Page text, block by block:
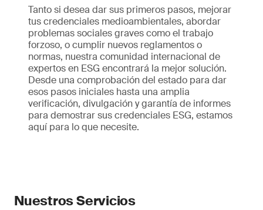
Tanto si desea dar sus primeros pasos, mejorar
tus credenciales medioambientales, abordar
problemas sociales graves como el trabajo
forzoso, o cumplir nuevos reglamentos o
normas, nuestra comunidad internacional de
expertos en ESG encontrará la mejor solución.
Desde una comprobación del estado para dar
esos pasos iniciales hasta una amplia
verificación, divulgación y garantía de informes
para demostrar sus credenciales ESG, estamos
aquí para lo que necesite.
Nuestros Servicios